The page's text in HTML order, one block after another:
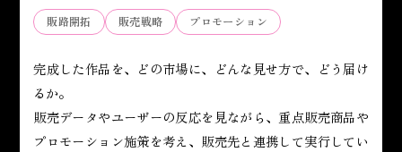
販路開拓 販売戦略 プロモーション
完成した作品を、どの市場に、どんな見せ方で、どう届け
るか。
販売データやユーザーの反応を見ながら、重点販売商品や
プロモーション施策を考え、販売先と連携して実行してい